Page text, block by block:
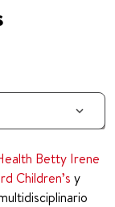
Betty Irene
Children’s y